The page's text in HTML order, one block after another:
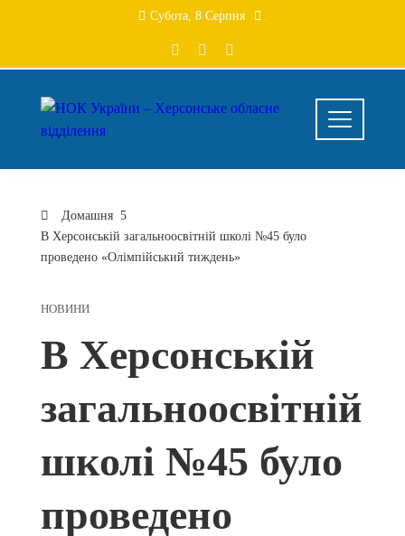
Субота, 8 Серпня
Домашня
В Херсонській загальноосвітній школі №45 було
проведено «Олімпійський тиждень»
НОВИНИ
В Херсонській
загальноосвітній
школі №45 було
проведено